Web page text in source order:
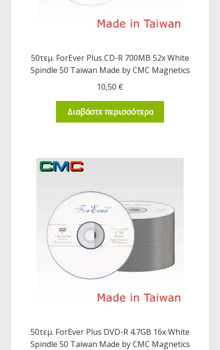
50τεμ. ForEver Plus CD-R 700MB 52x White
Spindle 50 Taiwan Made by CMC Magnetics
10,50 €
Διαβάστε περισσότερα
50τεμ. ForEver Plus DVD-R 4.7GB 16x White
Spindle 50 Taiwan Made by CMC Magnetics